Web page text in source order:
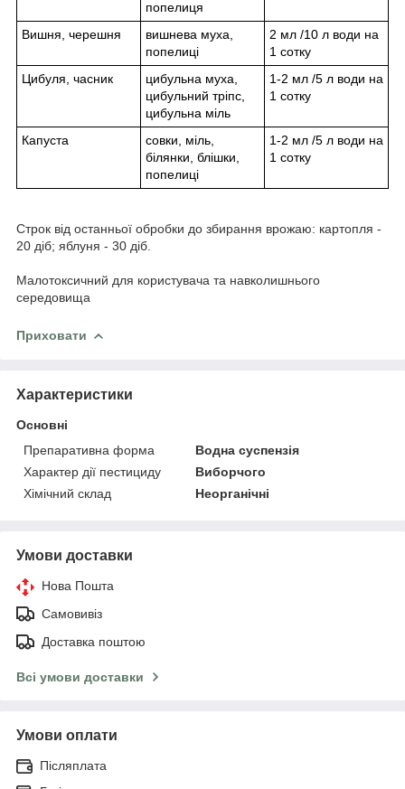
попелиця
Вишня, черешня
вишнева муха,
попелиці
2 мл /10 л води на
1 сотку
Цибуля, часник
цибульна муха,
цибульний тріпс,
цибульна міль
1-2 мл /5 л води на
1 сотку
Капуста
совки, міль,
білянки, блішки,
попелиці
1-2 мл /5 л води на
1 сотку
Строк від останньої обробки до збирання врожаю: картопля -
20 діб; яблуня - 30 діб.
Малотоксичний для користувача та навколишнього
середовища
Приховати
Характеристики
Основні
Препаративна форма
Водна суспензія
Характер дії пестициду
Виборчого
Хімічний склад
Неорганічні
Умови доставки
Нова Пошта
Самовивіз
Доставка поштою
Всі умови доставки
Умови оплати
Післяплата